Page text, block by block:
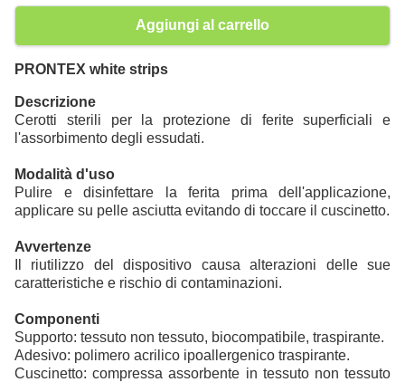
Aggiungi al carrello
PRONTEX white strips
Descrizione
Cerotti sterili per la protezione di ferite superficiali e
l'assorbimento degli essudati.
Modalità d'uso
Pulire e disinfettare la ferita prima dell'applicazione,
applicare su pelle asciutta evitando di toccare il cuscinetto.
Avvertenze
Il riutilizzo del dispositivo causa alterazioni delle sue
caratteristiche e rischio di contaminazioni.
Componenti
Supporto: tessuto non tessuto, biocompatibile, traspirante.
Adesivo: polimero acrilico ipoallergenico traspirante.
Cuscinetto: compressa assorbente in tessuto non tessuto